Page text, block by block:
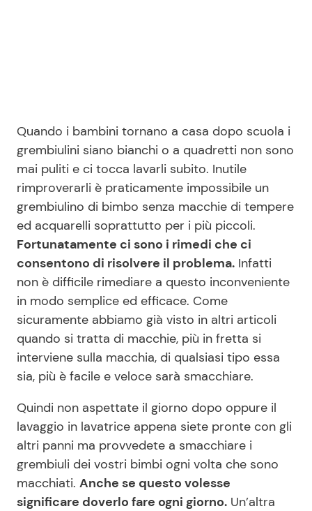
Viaggi e Turismo
Festività
Ricette Feste
Ricette per Bambini
Seguici
Info
Chi siamo
Disclaimer e Privacy
Redazione
Contattaci
Pubblicità
Privacy Policy
Quando i bambini tornano a casa dopo scuola i
grembiulini siano bianchi o a quadretti non sono
mai puliti e ci tocca lavarli subito. Inutile
rimproverarli è praticamente impossibile un
grembiulino di bimbo senza macchie di tempere
ed acquarelli soprattutto per i più piccoli.
Fortunatamente ci sono i rimedi che ci
consentono di risolvere il problema. Infatti
non è difficile rimediare a questo inconveniente
in modo semplice ed efficace. Come
sicuramente abbiamo già visto in altri articoli
quando si tratta di macchie, più in fretta si
interviene sulla macchia, di qualsiasi tipo essa
sia, più è facile e veloce sarà smacchiare.
Quindi non aspettate il giorno dopo oppure il
lavaggio in lavatrice appena siete pronte con gli
altri panni ma provvedete a smacchiare i
grembiuli dei vostri bimbi ogni volta che sono
macchiati. Anche se questo volesse
significare doverlo fare ogni giorno. Un’altra